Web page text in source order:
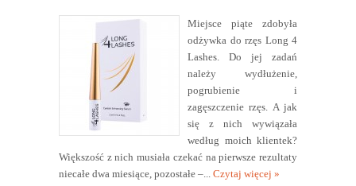
Miejsce piąte zdobyła
odżywka do rzęs Long 4
Lashes. Do jej zadań
należy wydłużenie,
pogrubienie i
zagęszczenie rzęs. A jak
się z nich wywiązała
według moich klientek?
Większość z nich musiała czekać na pierwsze rezultaty
niecałe dwa miesiące, pozostałe –... Czytaj więcej »